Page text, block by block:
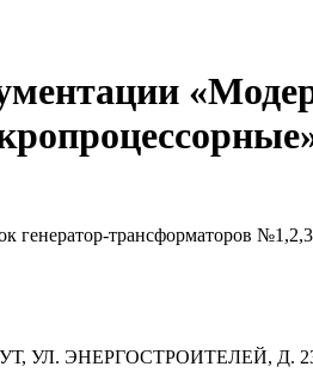
генератор-трансформаторов
УЛ. ЭНЕРГОСТРОИТЕЛЕЙ, Д.